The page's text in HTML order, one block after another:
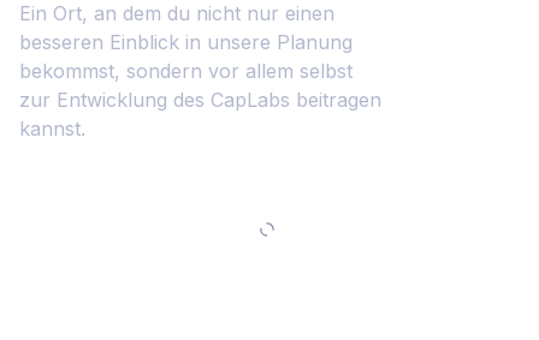
Ein Ort, an dem du nicht nur einen
besseren Einblick in unsere Planung
bekommst, sondern vor allem selbst
zur Entwicklung des CapLabs beitragen
kannst.